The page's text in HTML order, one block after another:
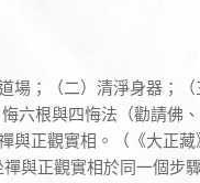
；（二）清淨身器；（
六根與四悔法（勸請佛
與正觀實相。（《大正
與正觀實相於同一個步